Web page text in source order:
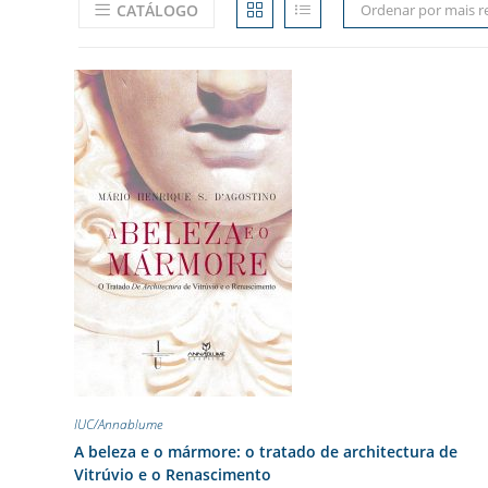
CATÁLOGO Ordenar por mais
IUC/Annablume
A beleza e o mármore: o tratado de architectura de
Vitrúvio e o Renascimento